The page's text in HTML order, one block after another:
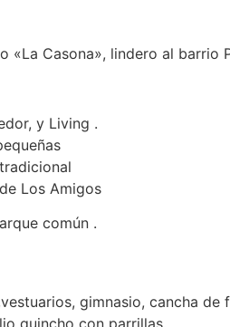
«La Casona», lindero al barrio
y Living .
Los Amigos
común .
gimnasio, cancha de
quincho con parrillas.